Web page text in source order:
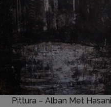
Pittura – Alban Met